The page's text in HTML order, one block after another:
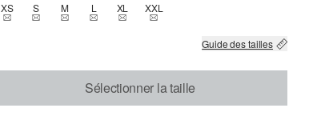
XSTHIS SIZE IS CURRENTLY OUT OF STOCK
STHIS SIZE IS CURRENTLY OUT OF STOCK
MTHIS SIZE IS CURRENTLY OUT OF STOCK
LTHIS SIZE IS CURRENTLY OUT OF STOCK
XLTHIS SIZE IS CURRENTLY OUT OF STOCK
XXLTHIS SIZE IS CURRENTLY OUT OF
Guide des tailles
Sélectionner la taille